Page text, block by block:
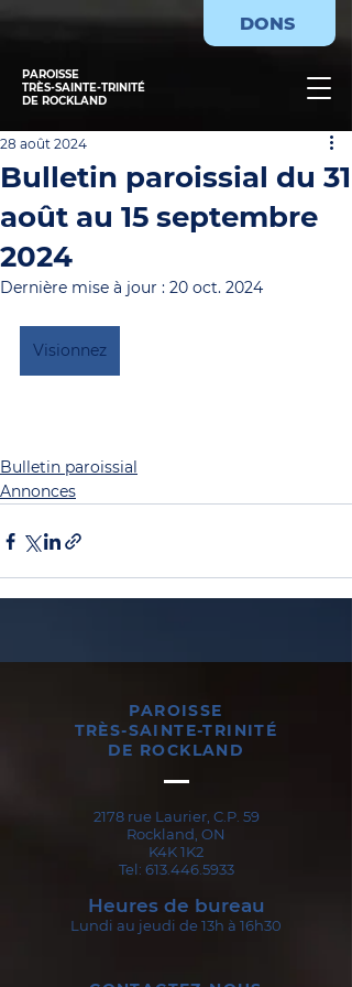
PAROISSE
TRÈS-SAINTE-TRINITÉ
DE ROCKLAND
DONS
Bulletin paroissial du 31
août au 15 septembre
2024
28 août 2024
Dernière mise à jour : 20 oct. 2024
Visionnez
Bulletin paroissial
Annonces
PAROISSE
TRÈS-SAINTE-TRINITÉ
DE ROCKLAND
2178 rue Laurier, C.P. 59
Rockland, ON
K4K 1K2
Tel: 613.446.5933
Heures de bureau
Lundi au jeudi de 13h à 16h30